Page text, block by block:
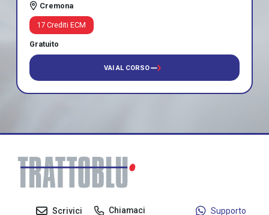
Cremona
17 Crediti ECM
Gratuito
VAI AL CORSO
Scrivici Chiamaci Supporto